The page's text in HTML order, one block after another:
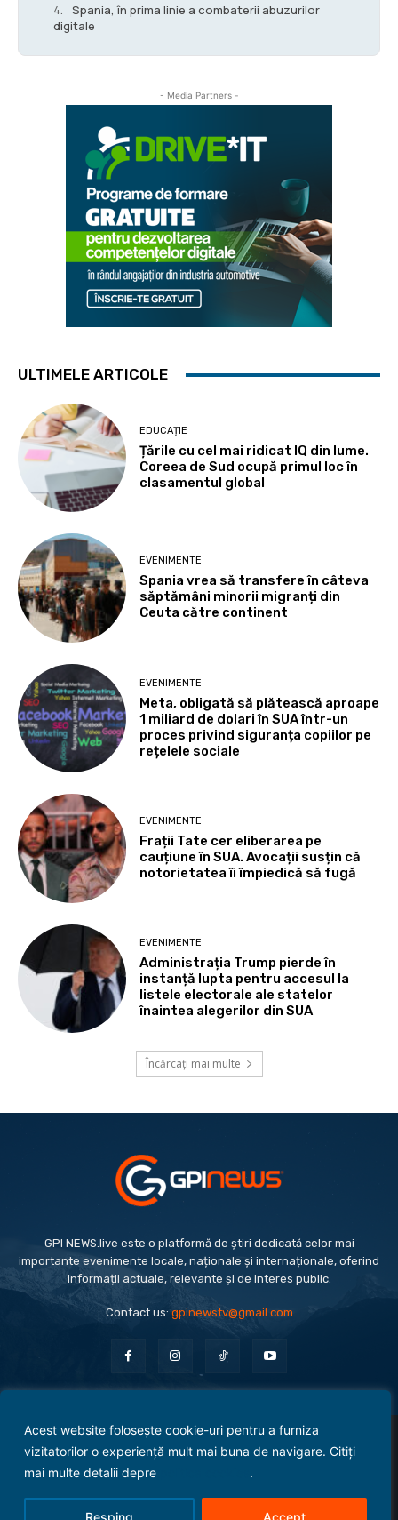
Acest website folosește cookie-uri pentru a furniza
vizitatorilor o experiență mult mai buna de navigare. Citiți
mai multe detalii depre
.
Resping Accept
Spania, în prima linie a combaterii abuzurilor
digitale
- Media Partners -
ULTIMELE ARTICOLE
EDUCAȚIE
Țările cu cel mai ridicat IQ din lume.
Coreea de Sud ocupă primul loc în
clasamentul global
EVENIMENTE
Spania vrea să transfere în câteva
săptămâni minorii migranți din
Ceuta către continent
EVENIMENTE
Meta, obligată să plătească aproape
1 miliard de dolari în SUA într-un
proces privind siguranța copiilor pe
rețelele sociale
EVENIMENTE
Frații Tate cer eliberarea pe
cauțiune în SUA. Avocații susțin că
notorietatea îi împiedică să fugă
EVENIMENTE
Administrația Trump pierde în
instanță lupta pentru accesul la
listele electorale ale statelor
înaintea alegerilor din SUA
Încărcați mai multe
GPI NEWS.live este o platformă de știri dedicată celor mai
importante evenimente locale, naționale și internaționale, oferind
informații actuale, relevante și de interes public.
Contact us:gpinewstv@gmail.com
Evenimente Politică Economie Social
Sport
Cultură
Antreprenoriat
Administrație Publică